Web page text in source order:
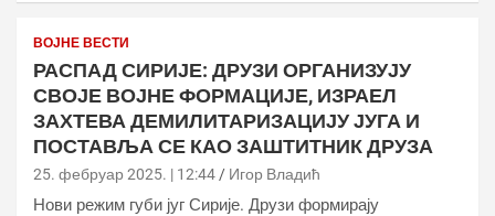
ВОЈНЕ ВЕСТИ
РАСПАД СИРИЈЕ: ДРУЗИ ОРГАНИЗУЈУ
СВОЈЕ ВОЈНЕ ФОРМАЦИЈЕ, ИЗРАЕЛ
ЗАХТЕВА ДЕМИЛИТАРИЗАЦИЈУ ЈУГА И
ПОСТАВЉА СЕ КАО ЗАШТИТНИК ДРУЗА
25. фебруар 2025. | 12:44 Игор Владић
Нови режим губи југ Сирије. Друзи формирају